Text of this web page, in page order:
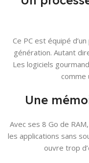
Ce PC est équipé
génération. Autant
Les logiciels
comme
Une
Avec ses 8 Go de
les applications sans
ouvre trop